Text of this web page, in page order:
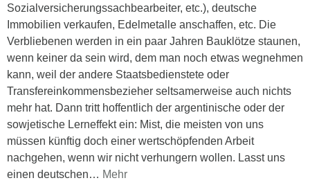
Sozialversicherungssachbearbeiter, etc.), deutsche
Immobilien verkaufen, Edelmetalle anschaffen, etc. Die
Verbliebenen werden in ein paar Jahren Bauklötze staunen,
wenn keiner da sein wird, dem man noch etwas wegnehmen
kann, weil der andere Staatsbedienstete oder
Transfereinkommensbezieher seltsamerweise auch nichts
mehr hat. Dann tritt hoffentlich der argentinische oder der
sowjetische Lerneffekt ein: Mist, die meisten von uns
müssen künftig doch einer wertschöpfenden Arbeit
nachgehen, wenn wir nicht verhungern wollen. Lasst uns
einen deutschen… Mehr